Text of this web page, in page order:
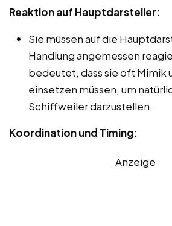
Reaktion auf Hauptdarsteller:
Sie müssen auf die
Handlung angemessen
bedeutet, dass sie oft Mimik
einsetzen müssen, um
Schiffweiler darzustellen.
Koordination und Timing:
Anzeige